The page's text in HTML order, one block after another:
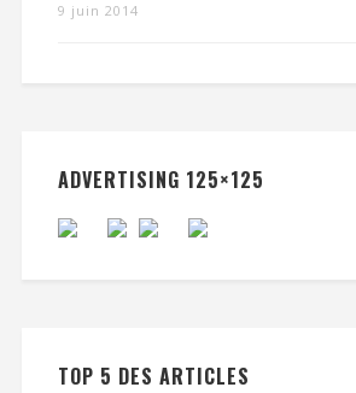
9 juin 2014
ADVERTISING 125×125
TOP 5 DES ARTICLES